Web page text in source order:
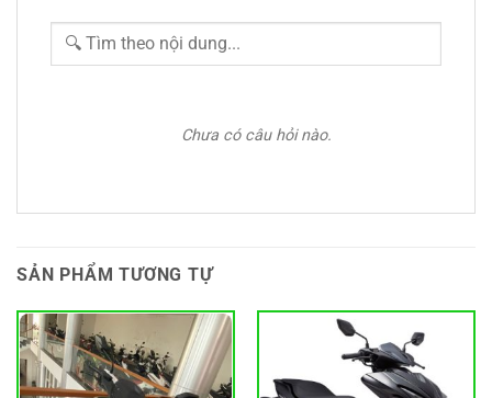
Chưa có câu hỏi nào.
SẢN PHẨM TƯƠNG TỰ